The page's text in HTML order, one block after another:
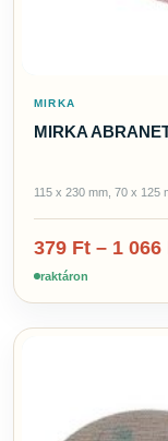
MIRKA
MIRKA
115 x 230 mm, 70 x 125
379 Ft – 1 066
raktáron